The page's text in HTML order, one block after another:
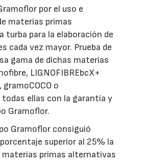
por el uso e
materias primas
turba para la elaboración de
cada vez mayor. Prueba de
gama de dichas materias
LIGNOFIBREbcX+
o
todas ellas con la garantía y
Gramoflor.
Gramoflor consiguió
superior al 25% la
primas alternativas